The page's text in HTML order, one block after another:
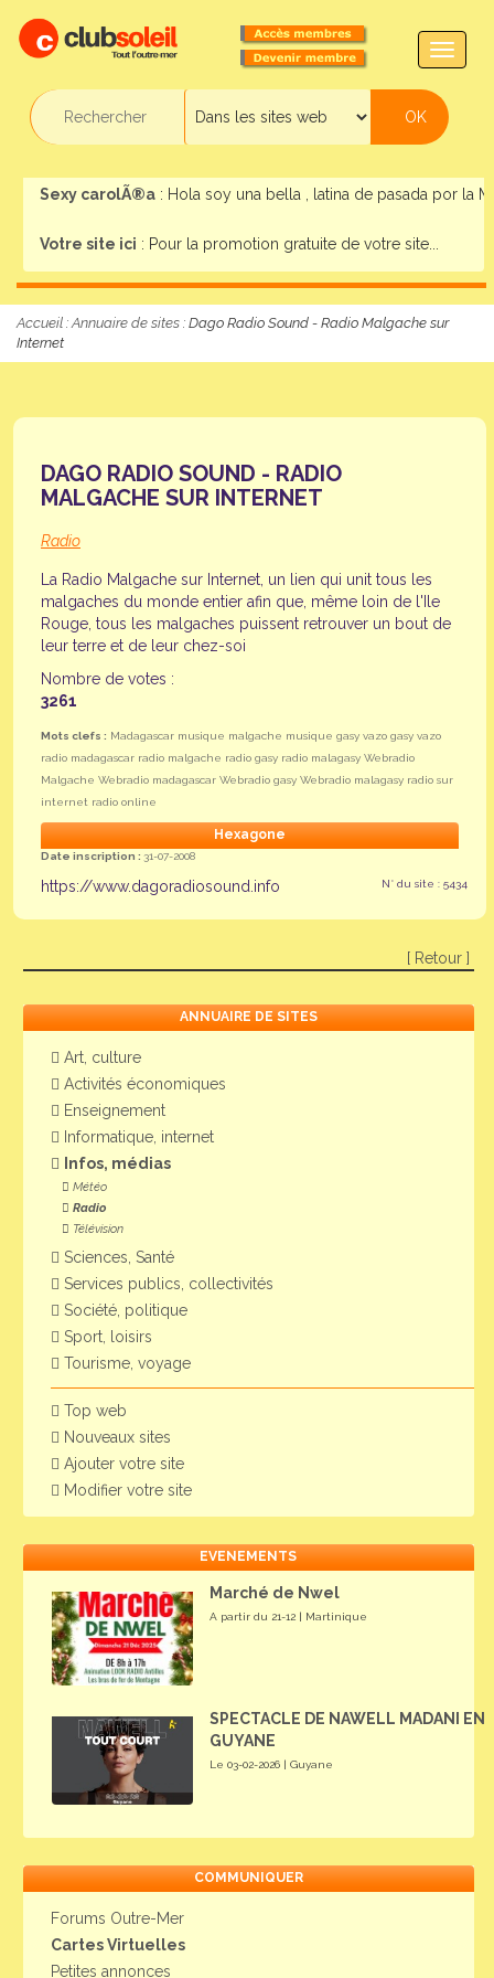
Sexy carolÃ®a : Hola soy una bella , latina de pasada por la
Votre site ici : Pour la promotion gratuite de votre site...
Accueil :Annuaire de sites : Dago Radio Sound - Radio Malgache sur
Internet
DAGO RADIO SOUND - RADIO
MALGACHE SUR INTERNET
Radio
La Radio Malgache sur Internet, un lien qui unit tous les
malgaches du monde entier afin que, même loin de l'Ile
Rouge, tous les malgaches puissent retrouver un bout de
leur terre et de leur chez-soi
Nombre de votes :
3261
Mots clefs : Madagascar musique malgache musique gasy vazo gasy vazo
radio madagascar radio malgache radio gasy radio malagasy Webradio
Malgache Webradio madagascar Webradio gasy Webradio malagasy radio sur
internet radio online
Hexagone
Date inscription : 31-07-2008
N° du site : 5434
https://www.dagoradiosound.info
[ Retour ]
ANNUAIRE DE SITES
Art, culture
Activités économiques
Enseignement
Informatique, internet
Infos, médias
Météo
Radio
Télévision
Sciences, Santé
Services publics, collectivités
Société, politique
Sport, loisirs
Tourisme, voyage
Top web
Nouveaux sites
Ajouter votre site
Modifier votre site
EVENEMENTS
Marché de Nwel
A partir du 21-12 | Martinique
SPECTACLE DE NAWELL MADANI EN
GUYANE
Le 03-02-2026 | Guyane
COMMUNIQUER
Forums Outre-Mer
Cartes Virtuelles
Petites annonces